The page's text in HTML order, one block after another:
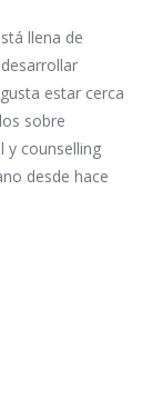
llena de
estar cerca
sobre
y counselling
desde hace